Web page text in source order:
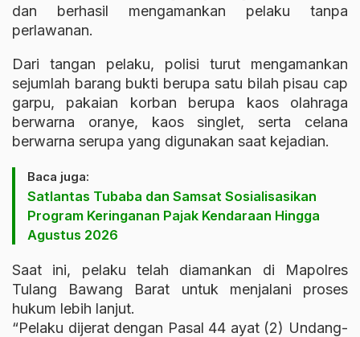
dan berhasil mengamankan pelaku tanpa
perlawanan.
Dari tangan pelaku, polisi turut mengamankan
sejumlah barang bukti berupa satu bilah pisau cap
garpu, pakaian korban berupa kaos olahraga
berwarna oranye, kaos singlet, serta celana
berwarna serupa yang digunakan saat kejadian.
Baca juga:
Satlantas Tubaba dan Samsat Sosialisasikan
Program Keringanan Pajak Kendaraan Hingga
Agustus 2026
Saat ini, pelaku telah diamankan di Mapolres
Tulang Bawang Barat untuk menjalani proses
hukum lebih lanjut.
“Pelaku dijerat dengan Pasal 44 ayat (2) Undang-